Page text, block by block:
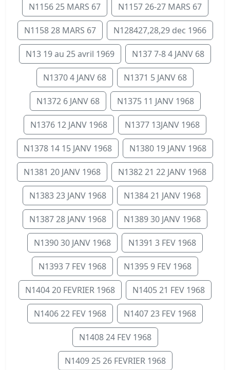
N1156 25 MARS 67 N1157 26-27 MARS 67
N1158 28 MARS 67 N128427,28,29 dec 1966
N13 19 au 25 avril 1969 N137 7-8 4 JANV 68
N1370 4 JANV 68 N1371 5 JANV 68
N1372 6 JANV 68 N1375 11 JANV 1968
N1376 12 JANV 1968 N1377 13JANV 1968
N1378 14 15 JANV 1968 N1380 19 JANV 1968
N1381 20 JANV 1968 N1382 21 22 JANV 1968
N1383 23 JANV 1968 N1384 21 JANV 1968
N1387 28 JANV 1968 N1389 30 JANV 1968
N1390 30 JANV 1968 N1391 3 FEV 1968
N1393 7 FEV 1968 N1395 9 FEV 1968
N1404 20 FEVRIER 1968 N1405 21 FEV 1968
N1406 22 FEV 1968 N1407 23 FEV 1968
N1408 24 FEV 1968
N1409 25 26 FEVRIER 1968